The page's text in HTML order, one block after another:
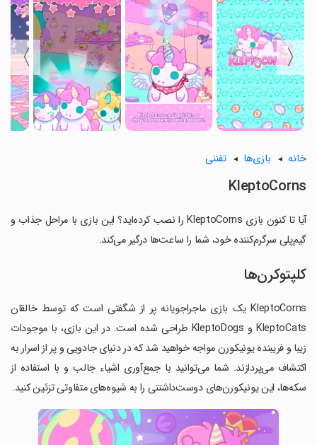
〈
〉
خانه بازی‌ها تفننی
KleptoCorns
آیا تا کنون بازی KleptoCorns را نصب کرده‌اید؟ این بازی با مراحل جذاب و
گیم‌پلی سرگرم‌کننده خود، شما را ساعت‌ها درگیر می‌کند.
کلپتوکرن‌ها
KleptoCorns یک بازی ماجراجویانه پر از شگفتی است که توسط خالقان
KleptoCats و KleptoDogs طراحی شده است. در این بازی، با موجودات
زیبا و فریبنده یونیکورن مواجه خواهید شد که در دنیای جادویی و پر از اسرار به
اکتشاف می‌پردازند. شما می‌توانید با جمع‌آوری اشیاء جالب و با استفاده از
سکه‌ها، این یونیکورن‌های دوست‌داشتنی را به شیوه‌های متفاوتی تزئین کنید.